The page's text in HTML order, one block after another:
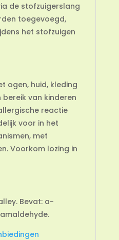
de stofzuigerslang
toegevoegd,
het stofzuigen
ogen, huid, kleding
bereik van kinderen
reactie
voor in het
met
Voorkom lozing in
Bevat: a-